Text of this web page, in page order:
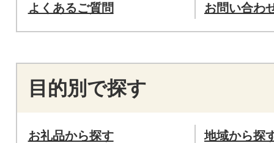
よくあるご質問 お問い合わ
目的別で探す
お礼品から探す 地域から探